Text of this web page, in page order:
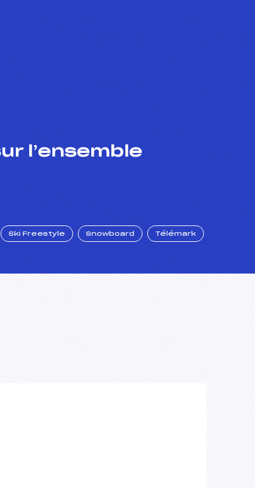
l’ensemble
Ski Freestyle Snowboard Télémark